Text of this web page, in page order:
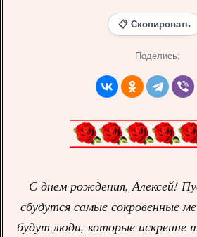
📋 Скопировать
Поделись:
С днем рождения, Алексей!
сбудутся самые сокровенные
будут люди, которые искренне